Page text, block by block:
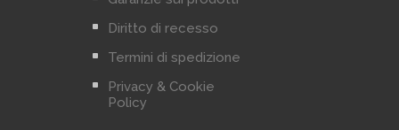
^ Diritto di recesso
^ Termini di spedizione
^
Privacy & Cookie
Policy